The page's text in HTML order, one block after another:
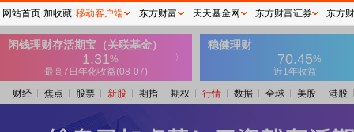
财经 焦点 股票 新股 期指 期权 行情 数据 全球 美股 港股
网站首页 加收藏 移动客户端 东方财富 天天基金网 东方财富证券 东方